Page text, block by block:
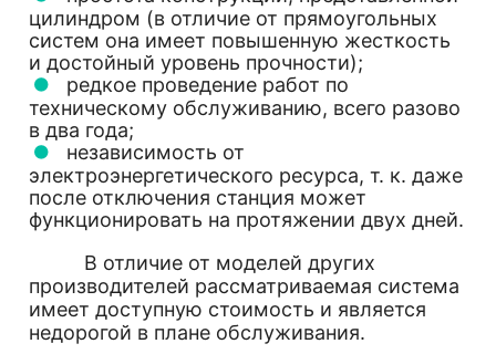
цилиндром (в отличие от прямоугольных
систем она имеет повышенную жесткость
и достойный уровень прочности);
редкое проведение работ по
техническому обслуживанию, всего разово
в два года;
независимость от
электроэнергетического ресурса, т. к. даже
после отключения станция может
функционировать на протяжении двух дней.
В отличие от моделей других
производителей рассматриваемая система
имеет доступную стоимость и является
недорогой в плане обслуживания.